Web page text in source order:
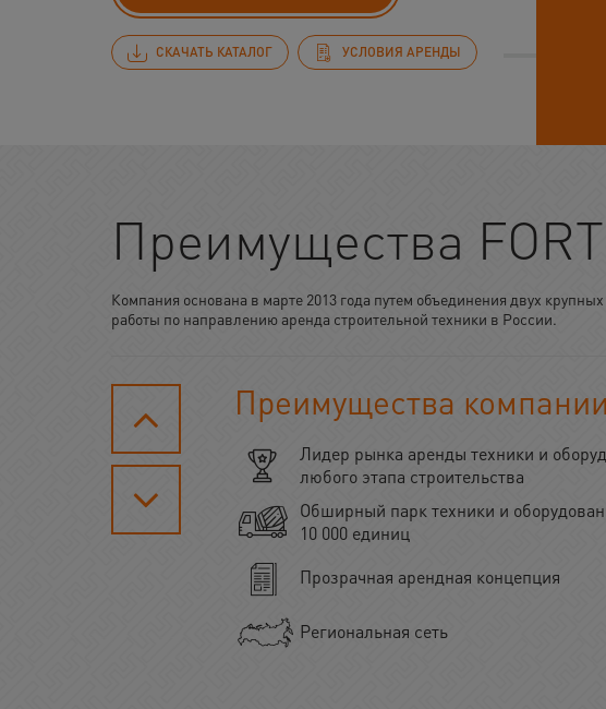
СКАЧАТЬ КАТАЛОГ УСЛОВИЯ АРЕНДЫ
Преимущества
Компания основана в марте 2013 года путем объединения двух
работы по направлению аренда строительной техники в России.
Преимущества компании
Лидер рынка аренды техники и
любого этапа строительства
Обширный парк техники и
10 000 единиц
Прозрачная арендная концепция
Региональная сеть